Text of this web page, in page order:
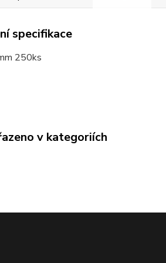
specifikace
250ks
v kategoriích